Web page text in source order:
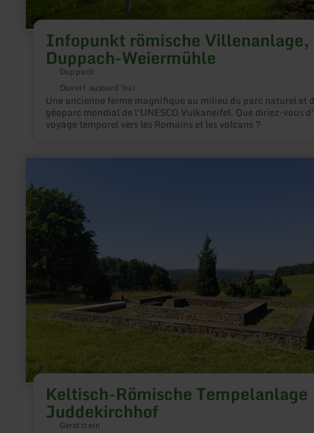
Infopunkt römische Villenanlage,
Duppach-Weiermühle
Duppach
Ouvert aujourd'hui
Une ancienne ferme magnifique au milieu du parc naturel et
géoparc mondial de l'UNESCO Vulkaneifel. Que diriez-vous
voyage temporel vers les Romains et les volcans ?
Keltisch-Römische Tempelanlage
Juddekirchhof
Gerolstein
plus
sur
:
Keltisch-
Römische
Tempelanlage
Juddekirchhof